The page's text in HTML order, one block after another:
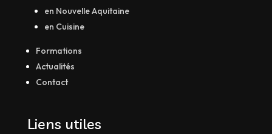
en Nouvelle Aquitaine
en Cuisine
Formations
Actualités
Contact
Liens utiles